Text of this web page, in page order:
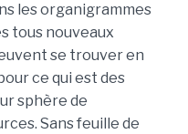
les organigrammes
tous nouveaux
se trouver en
ce qui est des
sphère de
Sans feuille de